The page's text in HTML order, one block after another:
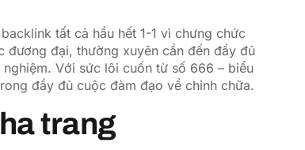
tất cả hầu hết 1-1 vì chưng chức
đương đại, thường xuyên cần đến đầy đủ
Với sức lôi cuốn từ số 666 – biểu
đầy đủ cuộc đàm đạo về chỉnh chữa.
trang